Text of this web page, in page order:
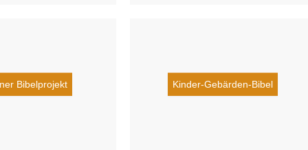
Bibelprojekt Kinder-Gebärden-Bibel